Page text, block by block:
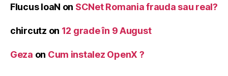
Flucus IoaN on SCNet Romania frauda sau real?
chircutz on 12 grade în 9 August
Geza on Cum instalez OpenX ?